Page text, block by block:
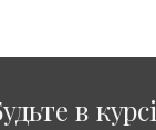
в курсі